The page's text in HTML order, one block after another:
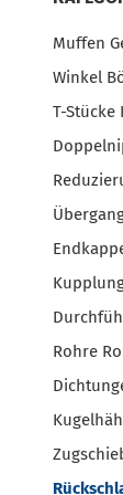
Skimmer
Muffen
Winkel
T-Stücke
Rohre